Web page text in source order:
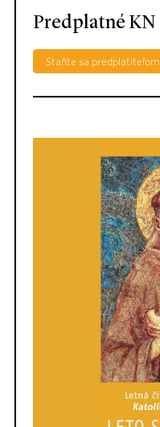
Predplatné KN
Staňte sa predplatiteľom